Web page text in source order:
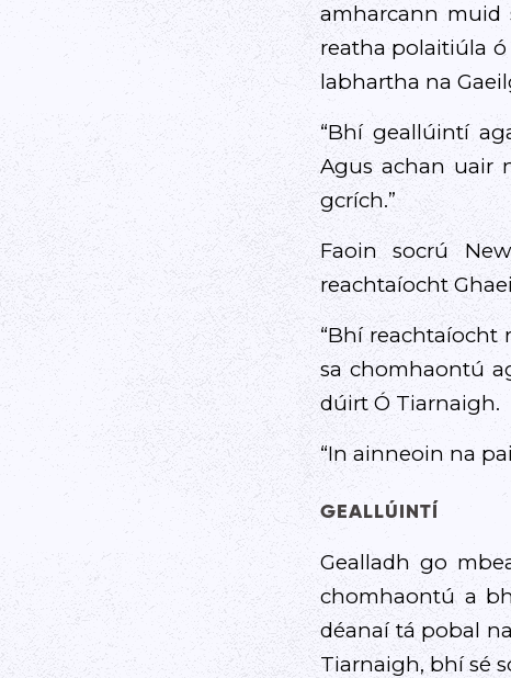
amharcann muid
reatha polaitiúla
labhartha na
“Bhí geallúintí
Agus achan uair
gcrích.”
Faoin socrú
reachtaíocht
“Bhí reachtaíocht
sa chomhaontú
dúirt Ó Tiarnaigh.
“In ainneoin na
GEALLÚINTÍ
Gealladh go
chomhaontú a
déanaí tá pobal
Tiarnaigh, bhí sé